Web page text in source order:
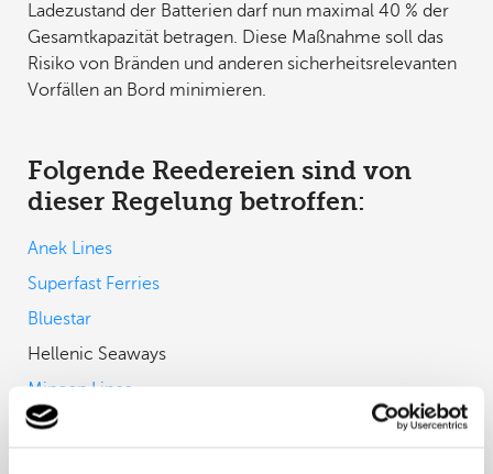
Ladezustand der Batterien darf nun maximal 40 % der
Gesamtkapazität betragen. Diese Maßnahme soll das
Risiko von Bränden und anderen sicherheitsrelevanten
Vorfällen an Bord minimieren.
Folgende Reedereien sind von
dieser Regelung betroffen:
Anek Lines
Superfast Ferries
Bluestar
Hellenic Seaways
Minoan Lines
Seajets